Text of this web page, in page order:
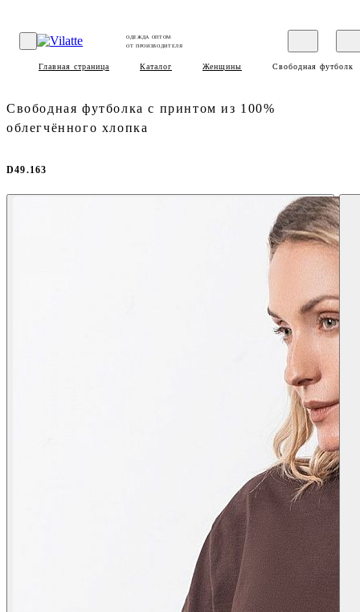
ОДЕЖДА ОПТОМ
ОТ ПРОИЗВОДИТЕЛЯ
Главная страница Каталог Женщины Свободная футболка
Свободная футболка с принтом из 100%
облегчённого хлопка
D49.163